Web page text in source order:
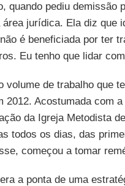
quando pediu demissão
jurídica. Ela diz que
é beneficiada por ter
Eu tenho que lidar
volume de trabalho que
2012. Acostumada com
da Igreja Metodista
todos os dias, das
começou a tomar
a ponta de uma